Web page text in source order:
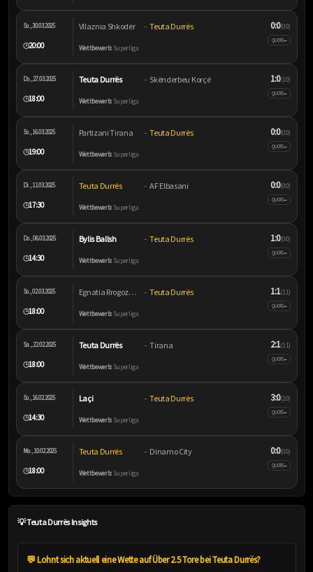
So., 30.03.2025
🕒20:00
Vllaznia Shkodër – Teuta Durrës
Wettbewerb:Superliga
0:0(0:0)
QUOTE–
Do., 27.03.2025
🕒18:00
Teuta Durrës – Skënderbeu Korçë
Wettbewerb:Superliga
1:0(1:0)
QUOTE–
So., 16.03.2025
🕒19:00
Partizani Tirana – Teuta Durrës
Wettbewerb:Superliga
0:0(0:0)
QUOTE–
Di., 11.03.2025
🕒17:30
Teuta Durrës – AF Elbasani
Wettbewerb:Superliga
0:0(0:0)
QUOTE–
Do., 06.03.2025
🕒14:30
Bylis Ballsh – Teuta Durrës
Wettbewerb:Superliga
1:0(0:0)
QUOTE–
So., 02.03.2025
🕒18:00
Egnatia Rrogozhinë – Teuta Durrës
Wettbewerb:Superliga
1:1(1:1)
QUOTE–
Sa., 22.02.2025
🕒18:00
Teuta Durrës – Tirana
Wettbewerb:Superliga
2:1(1:1)
QUOTE–
So., 16.02.2025
🕒14:30
Laçi – Teuta Durrës
Wettbewerb:Superliga
3:0(1:0)
QUOTE–
Mo., 10.02.2025
🕒18:00
Teuta Durrës – Dinamo City
Wettbewerb:Superliga
0:0(0:0)
QUOTE–
💡 Teuta Durrës Insights
💬 Lohnt sich aktuell eine Wette auf Über 2.5 Tore bei Teuta Durrës?